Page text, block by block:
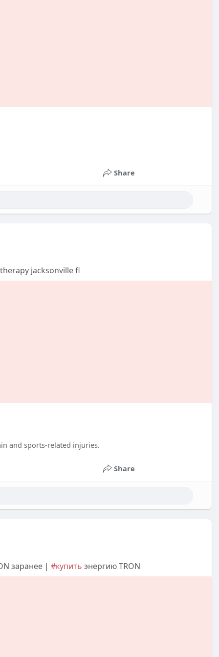
Share
jacksonville fl
and sports-related injuries.
Share
заранее | #купить энергию TRON